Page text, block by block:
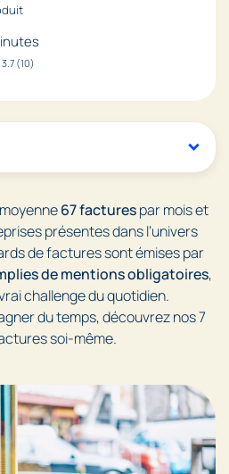
3.7 (10)
67 facturespar mois et
présentes dans l’univers
de factures sont émises par
de mentions obligatoires,
challenge du quotidien.
du temps, découvrez nos 7
soi-même.